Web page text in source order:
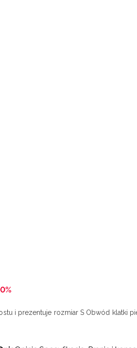
i prezentuje rozmiar S Obwód klatki